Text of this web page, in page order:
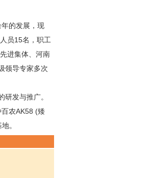
的发展，现
员15名，职工
进集体、河南
领导专家多次
发与推广。
农AK58 (矮
。